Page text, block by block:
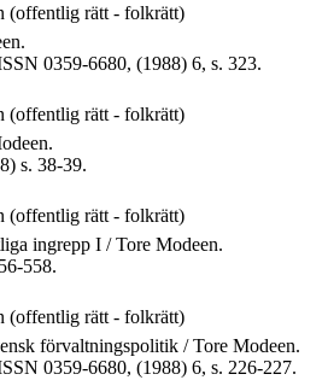
(offentlig rätt - folkrätt)
0359-6680, (1988) 6, s. 323.
(offentlig rätt - folkrätt)
s. 38-39.
(offentlig rätt - folkrätt)
ingrepp I / Tore Modeen.
558.
(offentlig rätt - folkrätt)
förvaltningspolitik / Tore Modeen.
0359-6680, (1988) 6, s. 226-227.